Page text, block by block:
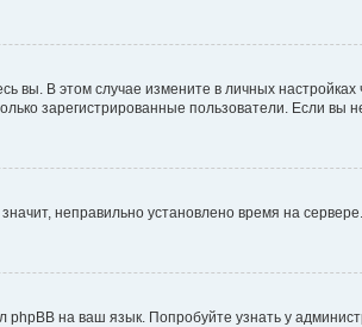
вы. В этом случае измените в личных настройках
зарегистрированные пользователи. Если вы
неправильно установлено время на
на ваш язык. Попробуйте узнать у